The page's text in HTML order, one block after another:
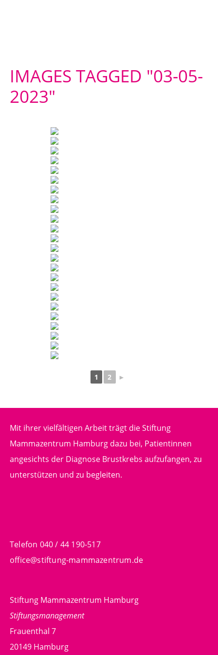
IMAGES TAGGED "03-05-
2023"
1 2 ►
Mit ihrer vielfältigen Arbeit trägt die Stiftung
Mammazentrum Hamburg dazu bei, Patientinnen
angesichts der Diagnose Brustkrebs aufzufangen, zu
unterstützen und zu begleiten.
Telefon 040 / 44 190-517
office@stiftung-mammazentrum.de
Stiftung Mammazentrum Hamburg
Stiftungsmanagement
Frauenthal 7
20149 Hamburg